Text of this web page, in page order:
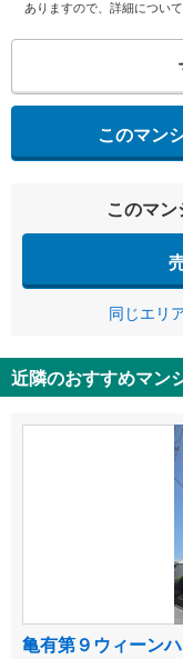
ありますので、詳細につい
このマン
このマ
同じエリ
近隣のおすすめマン
亀有第９ウィーン